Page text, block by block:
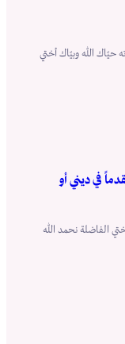
حيّاك الله وبيّاك أختي
في ديني أو
الفاضلة نحمد الله